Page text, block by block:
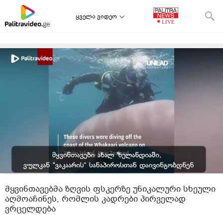
ყველა ვიდეო
მყვინთავებმა ზღვის ფსკერზე უნიკალური სხეული
აღმოაჩინეს, რომლის კადრები პირველად
ვრცელდება